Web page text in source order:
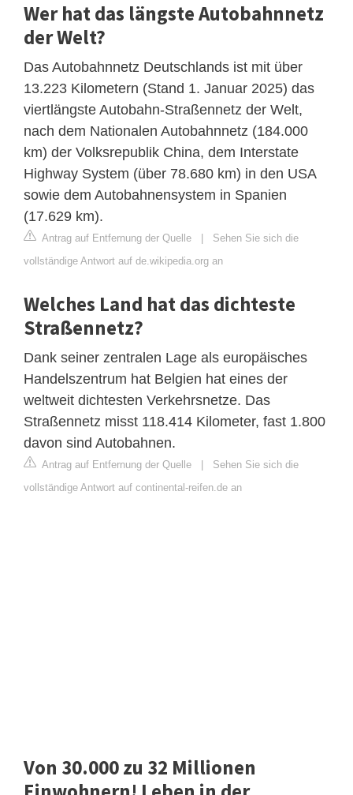
Wer hat das längste Autobahnnetz
der Welt?
Das Autobahnnetz Deutschlands ist mit über
13.223 Kilometern (Stand 1. Januar 2025) das
viertlängste Autobahn-Straßennetz der Welt,
nach dem Nationalen Autobahnnetz (184.000
km) der Volksrepublik China, dem Interstate
Highway System (über 78.680 km) in den USA
sowie dem Autobahnensystem in Spanien
(17.629 km).
Antrag auf Entfernung der Quelle
Sehen Sie sich die
vollständige Antwort auf de.wikipedia.org an
Welches Land hat das dichteste
Straßennetz?
Dank seiner zentralen Lage als europäisches
Handelszentrum hat Belgien hat eines der
weltweit dichtesten Verkehrsnetze. Das
Straßennetz misst 118.414 Kilometer, fast 1.800
davon sind Autobahnen.
Antrag auf Entfernung der Quelle
Sehen Sie sich die
vollständige Antwort auf continental-reifen.de an
Von 30.000 zu 32 Millionen